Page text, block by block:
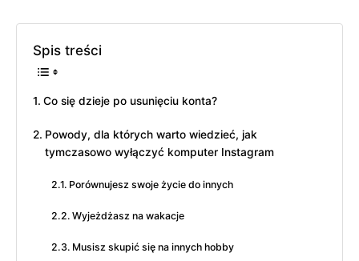
Spis treści
Co się dzieje po usunięciu konta?
Powody, dla których warto wiedzieć, jak
tymczasowo wyłączyć komputer Instagram
Porównujesz swoje życie do innych
Wyjeżdżasz na wakacje
Musisz skupić się na innych hobby